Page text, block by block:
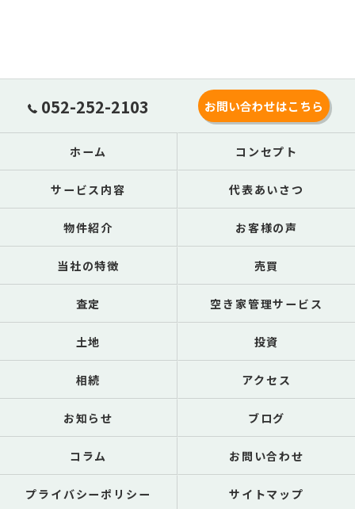
052-252-2103 お問い合わせはこちら
ホーム コンセプト
サービス内容 代表あいさつ
物件紹介 お客様の声
当社の特徴 売買
査定 空き家管理サービス
土地 投資
相続 アクセス
お知らせ ブログ
コラム お問い合わせ
プライバシーポリシー サイトマップ